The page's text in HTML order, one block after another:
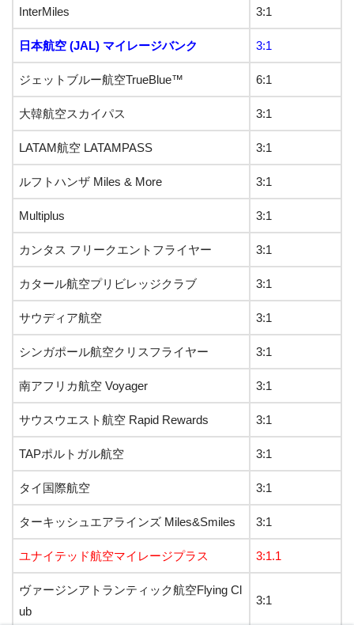
InterMiles 3:1
日本航空 (JAL) マイレージバンク 3:1
ジェットブルー航空TrueBlue™ 6:1
大韓航空スカイパス 3:1
LATAM航空 LATAMPASS 3:1
ルフトハンザ Miles & More 3:1
Multiplus 3:1
カンタス フリークエントフライヤー 3:1
カタール航空プリビレッジクラブ 3:1
サウディア航空 3:1
シンガポール航空クリスフライヤー 3:1
南アフリカ航空 Voyager 3:1
サウスウエスト航空 Rapid Rewards 3:1
TAPポルトガル航空 3:1
タイ国際航空 3:1
ターキッシュエアラインズ Miles&Smiles 3:1
ユナイテッド航空マイレージプラス 3:1.1
ヴァージンアトランティック航空Flying Cl
ub
3:1